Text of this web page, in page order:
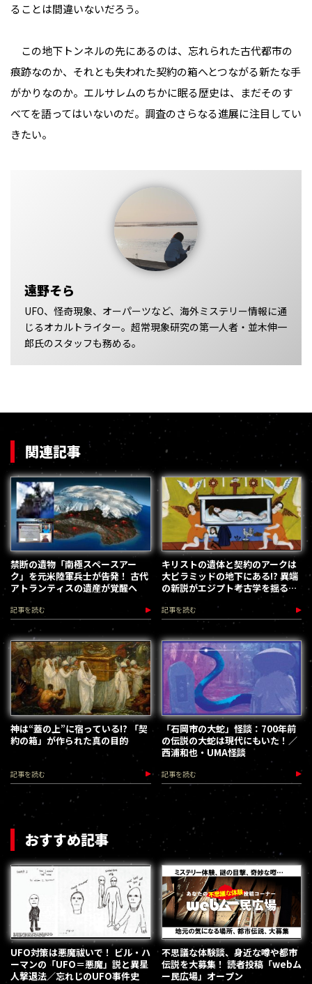
ることは間違いないだろう。
この地下トンネルの先にあるのは、忘れられた古代都市の
痕跡なのか、それとも失われた契約の箱へとつながる新たな手
がかりなのか。エルサレムのちかに眠る歴史は、まだそのす
べてを語ってはいないのだ。調査のさらなる進展に注目してい
きたい。
遠野そら
UFO、怪奇現象、オーパーツなど、海外ミステリー情報に通
じるオカルトライター。超常現象研究の第一人者・並木伸一
郎氏のスタッフも務める。
関連記事
禁断の遺物「南極スペースアー
ク」を元米陸軍兵士が告発！ 古代
アトランティスの遺産が覚醒へ
記事を読む
キリストの遺体と契約のアークは
大ピラミッドの地下にある!? 異端
の新説がエジプト考古学を揺るが
記事を読む
神は“蓋の上”に宿っている!? 「契
約の箱」が作られた真の目的
記事を読む
「石岡市の大蛇」怪談：700年前
の伝説の大蛇は現代にもいた！／
西浦和也・UMA怪談
記事を読む
おすすめ記事
UFO対策は悪魔祓いで！ ビル・ハ
ーマンの「UFO＝悪魔」説と異星
人撃退法／忘れじのUFO事件史
不思議な体験談、身近な噂や都市
伝説を大募集！ 読者投稿「webム
ー民広場」オープン